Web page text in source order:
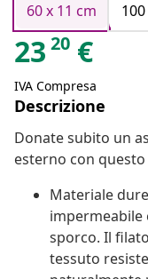
60 x 11 cm
23 20 €
IVA Compresa
Descrizione
Donate subito un
esterno con
Materiale
impermeabile
sporco. Il
tessuto